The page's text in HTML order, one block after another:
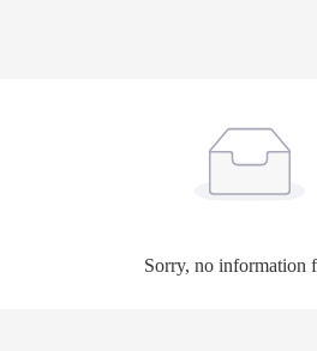
Sorry, no information